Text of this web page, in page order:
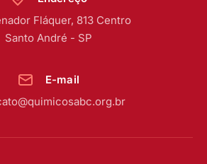
Fláquer, 813 Centro
Santo André - SP
E-mail